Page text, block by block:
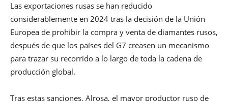
Las exportaciones rusas se han reducido
considerablemente en 2024 tras la decisión de la Unión
Europea de prohibir la compra y venta de diamantes rusos,
después de que los países del G7 creasen un mecanismo
para trazar su recorrido a lo largo de toda la cadena de
producción global.
Tras estas sanciones, Alrosa, el mayor productor ruso de